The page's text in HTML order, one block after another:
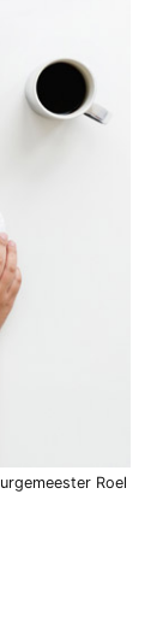
Roel